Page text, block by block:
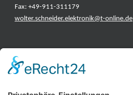
Fax: +49-911-311179
wolter.schneider.elektronik@t-online.de
INFORMATIONEN